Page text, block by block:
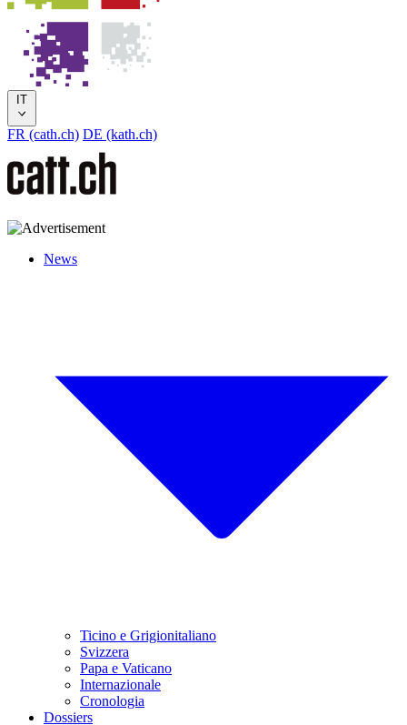
IT
FR (cath.ch) DE (kath.ch)
News
Ticino e Grigionitaliano
Svizzera
Papa e Vaticano
Internazionale
Cronologia
Dossiers